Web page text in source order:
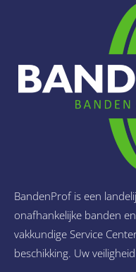
BandenProf is een
onafhankelijke banden
vakkundige Service
beschikking. Uw